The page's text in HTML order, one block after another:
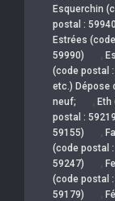
Esquerchin
postal :
Estrées
59990)
,
(code postal
etc.) Dépose
neuf;
, Eth
postal :
59155)
,
(code postal
59247)
,
(code postal
59179)
,